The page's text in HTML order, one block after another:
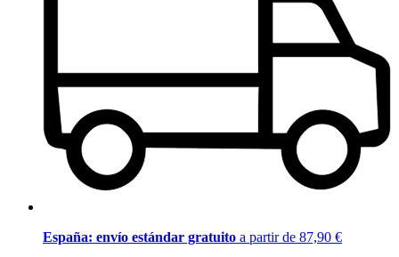
España: envío estándar gratuito a partir de 87,90 €